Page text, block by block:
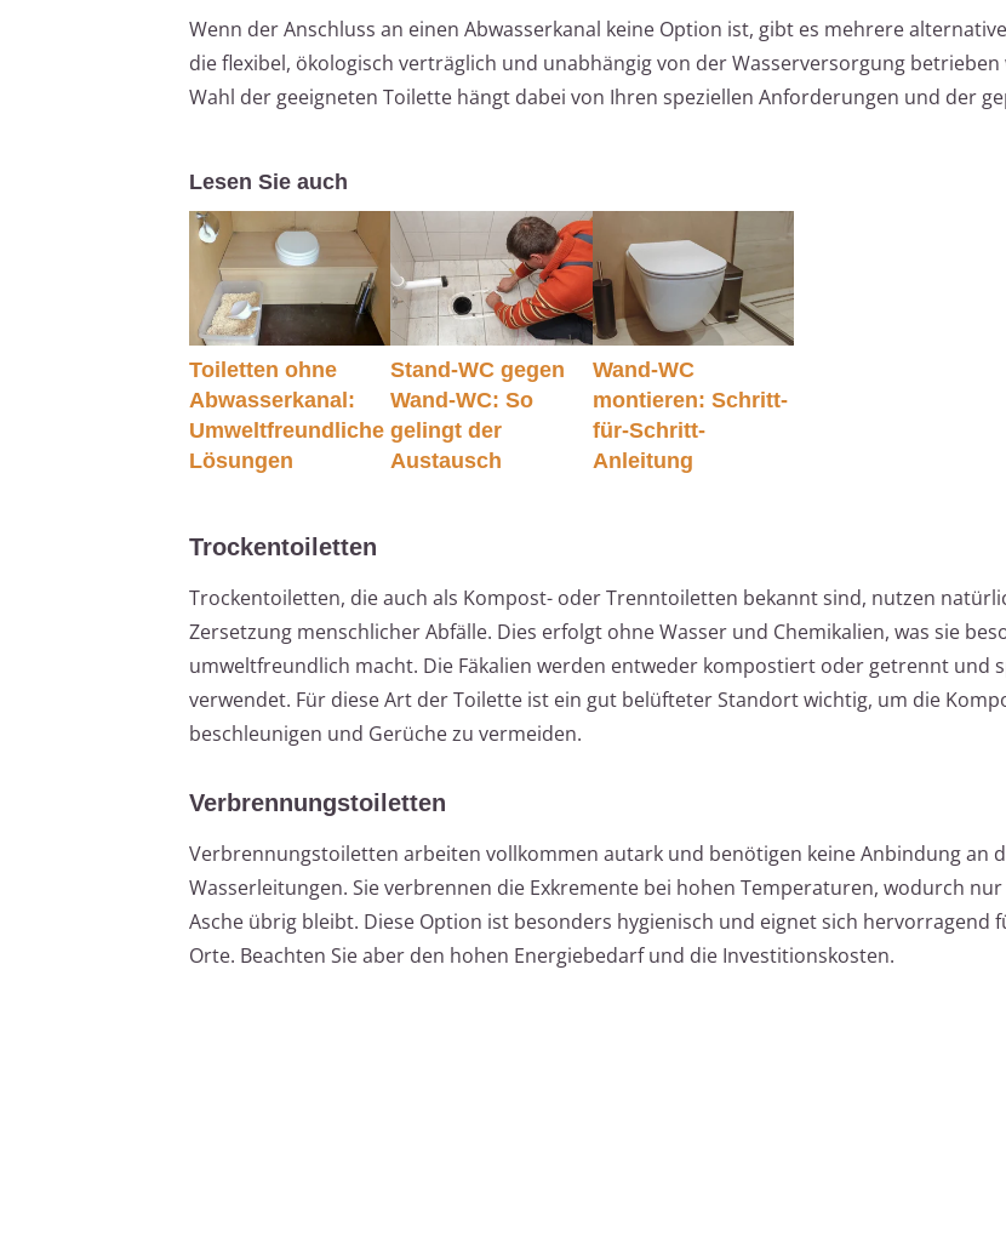
Wenn der Anschluss an einen Abwasserkanal keine Option ist, gibt es mehrere
die flexibel, ökologisch verträglich und unabhängig von der Wasserversorgung
Wahl der geeigneten Toilette hängt dabei von Ihren speziellen Anforderungen und der
Lesen Sie auch
Toiletten ohne
Abwasserkanal:
Umweltfreundliche
Lösungen
Stand-WC gegen
Wand-WC: So
gelingt der
Austausch
Wand-WC
montieren: Schritt-
für-Schritt-
Anleitung
Trockentoiletten
Trockentoiletten, die auch als Kompost- oder Trenntoiletten bekannt sind, nutzen
Zersetzung menschlicher Abfälle. Dies erfolgt ohne Wasser und Chemikalien, was sie
umweltfreundlich macht. Die Fäkalien werden entweder kompostiert oder getrennt und
verwendet. Für diese Art der Toilette ist ein gut belüfteter Standort wichtig, um die
beschleunigen und Gerüche zu vermeiden.
Verbrennungstoiletten
Verbrennungstoiletten arbeiten vollkommen autark und benötigen keine Anbindung an
Wasserleitungen. Sie verbrennen die Exkremente bei hohen Temperaturen, wodurch
Asche übrig bleibt. Diese Option ist besonders hygienisch und eignet sich hervorragend
Orte. Beachten Sie aber den hohen Energiebedarf und die Investitionskosten.